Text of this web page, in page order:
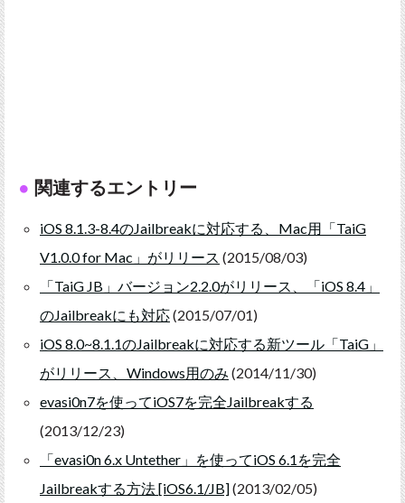
関連するエントリー
iOS 8.1.3-8.4のJailbreakに対応する、Mac用「TaiG
V1.0.0 for Mac」がリリース (2015/08/03)
「TaiG JB」バージョン2.2.0がリリース、「iOS 8.4」
のJailbreakにも対応(2015/07/01)
iOS 8.0~8.1.1のJailbreakに対応する新ツール「TaiG」
がリリース、Windows用のみ (2014/11/30)
evasi0n7を使ってiOS7を完全Jailbreakする
(2013/12/23)
「evasi0n 6.x Untether」を使ってiOS 6.1を完全
Jailbreakする方法 [iOS6.1/JB](2013/02/05)